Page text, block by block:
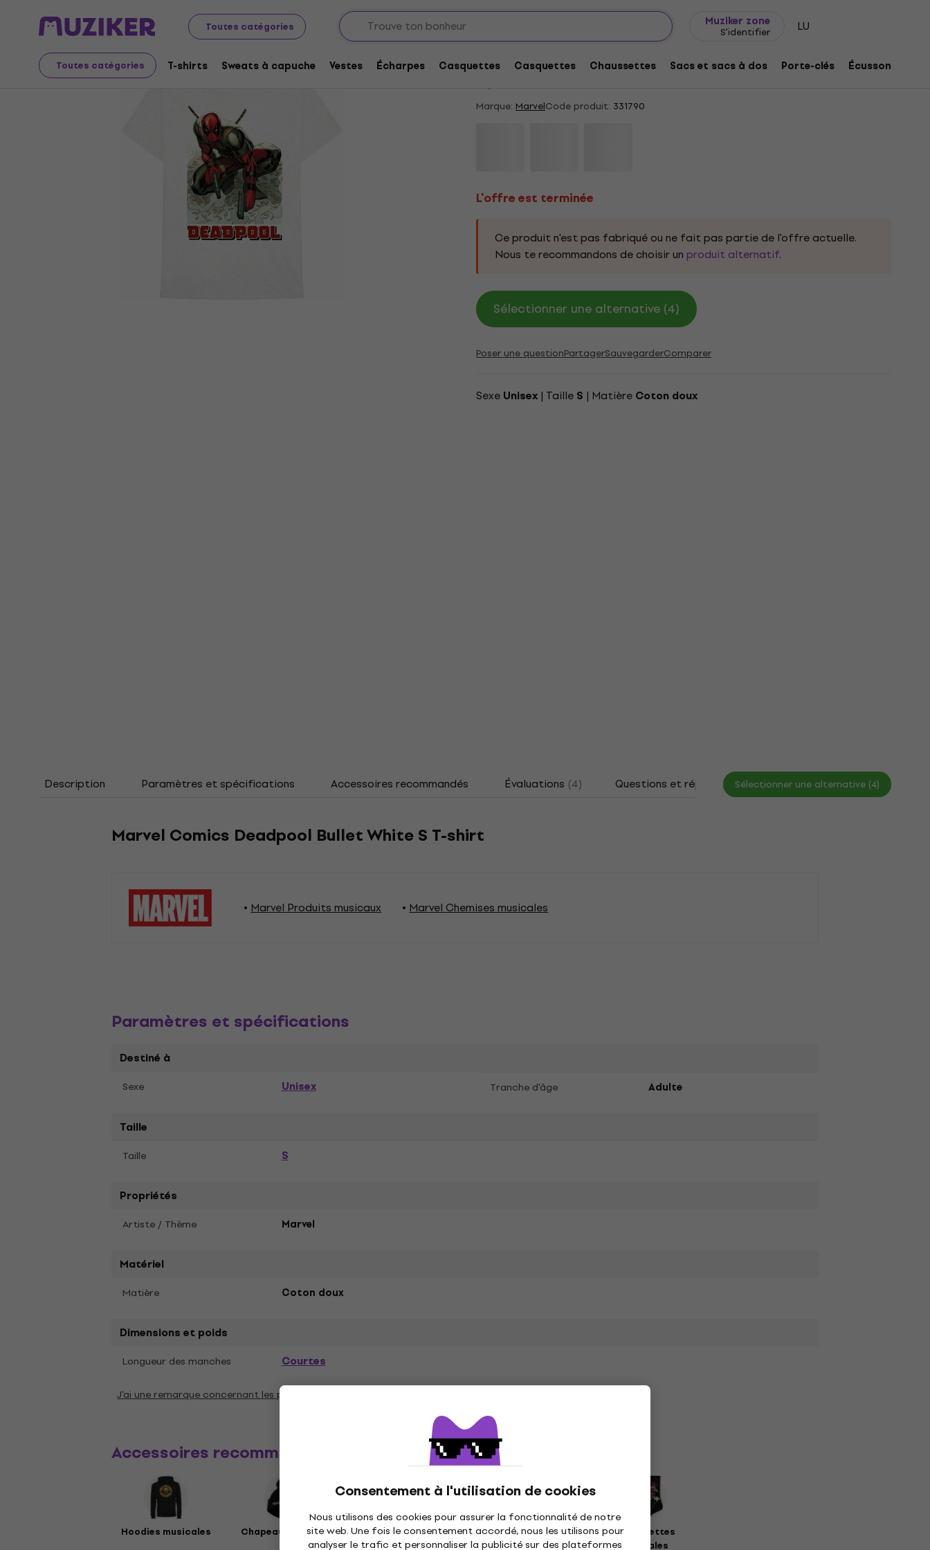
Toutes catégories
Muziker zone
S'identifier LU
Toutes catégories T-shirts Sweats à capuche Vestes Écharpes Casquettes Casquettes Chaussettes Sacs et sacs à dos Porte-clés Écussons/
Consentement à l'utilisation de cookies
Nous utilisons des cookies pour assurer la fonctionnalité de notre
site web. Une fois le consentement accordé, nous les utilisons pour
analyser le trafic et personnaliser la publicité sur des plateformes
Merch Produits musicaux T-shirts
L'offre est terminée
L'offre est terminée
Marvel Comics Deadpool Bullet White S T-shirt
Marque: MarvelCode produit: 331790
L'offre est terminée
Ce produit n'est pas fabriqué ou ne fait pas partie de l'offre actuelle.
Nous te recommandons de choisir un produit alternatif.
Sélectionner une alternative (4)
Poser une questionPartagerSauvegarderComparer
Sexe Unisex | Taille S | Matière Coton doux
Description Paramètres et spécifications Accessoires recommandés Évaluations (4) Questions et réponses Documents
Sélectionner une alternative (4)
Marvel Comics Deadpool Bullet White S T-shirt
Marvel Produits musicaux Marvel Chemises musicales
Paramètres et spécifications
Destiné à
Sexe Unisex Tranche d'âge Adulte
Taille
Taille S
Propriétés
Artiste / Thème Marvel
Matériel
Matière Coton doux
Dimensions et poids
Longueur des manches Courtes
J'ai une remarque concernant les paramètres
Accessoires recommandés
Hoodies musicales Chapeaux musique Disques vinyles Casquettes musique
Chaussettes
musicales